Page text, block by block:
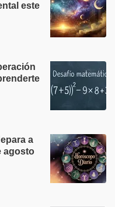
este
a
agosto